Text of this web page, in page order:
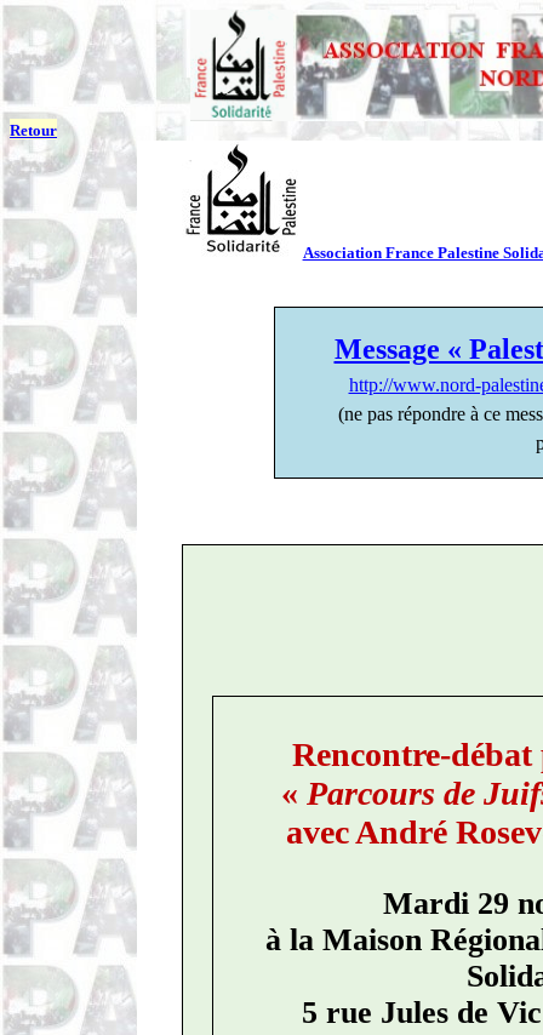
Retour
Association France Palestine
Message «
http://www.nord-
(ne pas répondre à ce
Rencontre-
« Parcours de
avec André
Mardi 29
à la Maison
5 rue Jules de